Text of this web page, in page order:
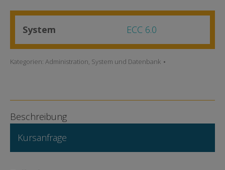
System ECC 6.0
Kategorien: Administration, System und Datenbank
Beschreibung
Kursanfrage